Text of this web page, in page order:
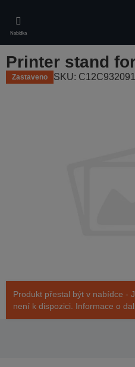
main
content
Nabídka
Printer stand
Zastaveno SKU: C12C932091
Produkt přestal být v nabídce -
není k dispozici. Informace o